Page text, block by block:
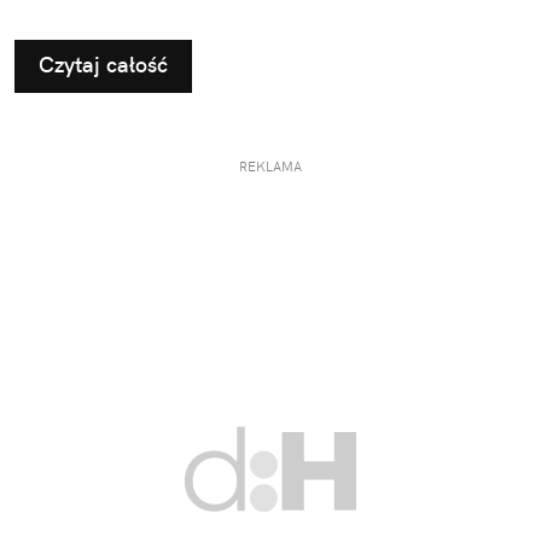
taty.
Czytaj całość
REKLAMA